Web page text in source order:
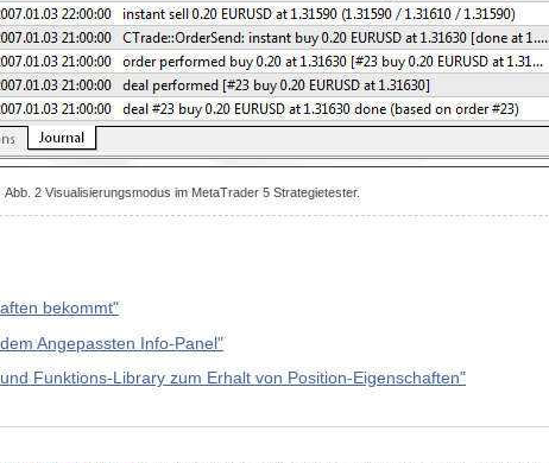
Abb. 2 Visualisierungsmodus im MetaTrader 5 Strategietester.
bekommt"
Angepassten Info-Panel"
Funktions-Library zum Erhalt von Position-Eigenschaften"